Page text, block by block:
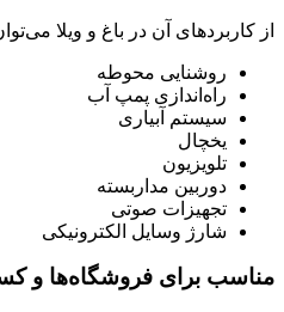
از کاربردهای آن در باغ و ویلا
روشنایی محوطه
راه‌اندازی پمپ آب
سیستم آبیاری
یخچال
تلویزیون
دوربین مداربسته
تجهیزات صوتی
شارژ وسایل الکترونیکی
مناسب برای فروشگاه‌ها و